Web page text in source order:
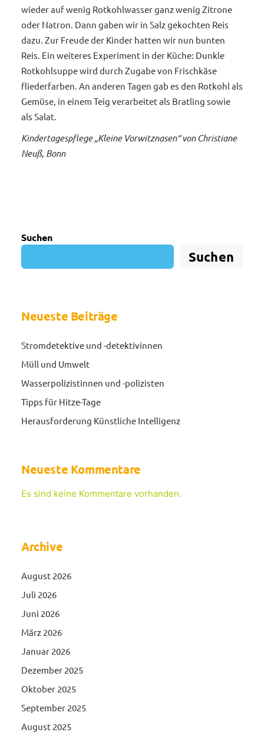
wieder auf wenig Rotkohlwasser ganz wenig Zitrone
oder Natron. Dann gaben wir in Salz gekochten Reis
dazu. Zur Freude der Kinder hatten wir nun bunten
Reis. Ein weiteres Experiment in der Küche: Dunkle
Rotkohlsuppe wird durch Zugabe von Frischkäse
fliederfarben. An anderen Tagen gab es den Rotkohl als
Gemüse, in einem Teig verarbeitet als Bratling sowie
als Salat.
Kindertagespflege „Kleine Vorwitznasen“ von Christiane
Neuß, Bonn
Suchen
Suchen
Neueste Beiträge
Stromdetektive und -detektivinnen
Müll und Umwelt
Wasserpolizistinnen und -polizisten
Tipps für Hitze-Tage
Herausforderung Künstliche Intelligenz
Neueste Kommentare
Es sind keine Kommentare vorhanden.
Archive
August 2026
Juli 2026
Juni 2026
März 2026
Januar 2026
Dezember 2025
Oktober 2025
September 2025
August 2025